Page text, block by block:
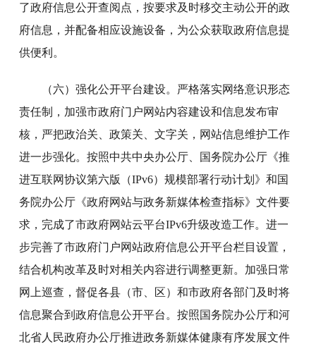
了政府信息公开查阅点，按要求及时移交主动公开的政
府信息，并配备相应设施设备，为公众获取政府信息提
供便利。
（六）强化公开平台建设。严格落实网络意识形态
责任制，加强市政府门户网站内容建设和信息发布审
核，严把政治关、政策关、文字关，网站信息维护工作
进一步强化。按照中共中央办公厅、国务院办公厅《推
进互联网协议第六版（IPv6）规模部署行动计划》和国
务院办公厅《政府网站与政务新媒体检查指标》文件要
求，完成了市政府网站云平台IPv6升级改造工作。进一
步完善了市政府门户网站政府信息公开平台栏目设置，
结合机构改革及时对相关内容进行调整更新。加强日常
网上巡查，督促各县（市、区）和市政府各部门及时将
信息聚合到政府信息公开平台。按照国务院办公厅和河
北省人民政府办公厅推进政务新媒体健康有序发展文件